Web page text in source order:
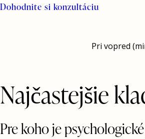
Dohodnite si konzultáciu
Pri vopred
Najčastejšie
Pre koho je